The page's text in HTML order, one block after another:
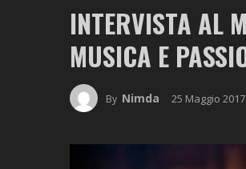
INTERVISTA AL
MUSICA E
By Nimda 25 Maggio 2017